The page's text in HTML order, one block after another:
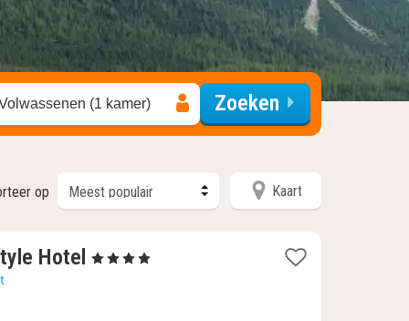
(1 kamer) Zoeken
op Kaart
Hotel 1
, 4 Sterren